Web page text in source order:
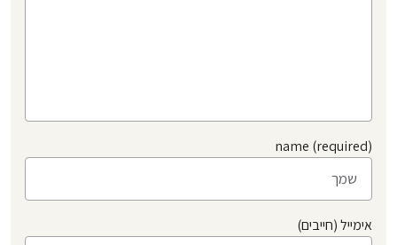
name (required)
אימייל (חייבים)